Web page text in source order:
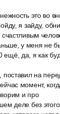
это во
я зайду,
у меня не
да, я как
на
момент,
и про
деле без